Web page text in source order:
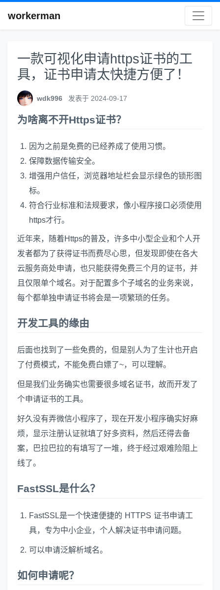
workerman
一款可视化申请https证书的工
具，证书申请太快捷方便了！
wdk996 发表于 2024-09-17
为啥离不开Https证书？
因为之前是免费的已经养成了使用习惯。
保障数据传输安全。
增强用户信任，浏览器地址栏会显示绿色的锁形图
标。
符合行业标准和法规要求，像小程序接口必须使用
https才行。
近年来，随着Https的普及，许多中小型企业和个人开
发者都为了获得证书而费尽心思，但发现即使在各大
云服务商处申请，也只能获得免费三个月的证书，并
且仅限单个域名。对于配置多个子域名的业务来说，
每个都单独申请证书将会是一项繁琐的任务。
开发工具的缘由
后面也找到了一些免费的，但是别人为了生计也开启
了付费模式，不能免费白嫖了~，可以理解。
但是我们业务确实也需要很多域名证书，故而开发了
个申请证书的工具。
好久没有弄微信小程序了，现在开发小程序确实好麻
烦，显示注册认证就填了好多资料，然后还得去备
案，巴拉巴拉的有填写了一堆，终于经过艰难险阻上
线了。
FastSSL是什么？
FastSSL是一个快速便捷的 HTTPS 证书申请工
具，专为中小企业，个人解决证书申请问题。
可以申请泛解析域名。
如何申请呢？